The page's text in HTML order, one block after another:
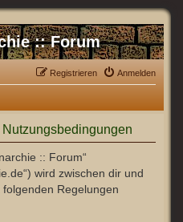
:: Forum
Anmelden
Registrieren
Nutzungsbedingungen
:: Forum“
wird zwischen dir und
Regelungen